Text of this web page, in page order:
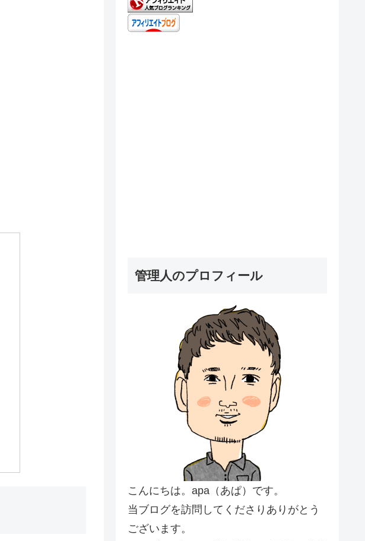
管理人のプロフィール
こんにちは。apa（あぱ）です。
当ブログを訪問してくださりありがとう
ございます。